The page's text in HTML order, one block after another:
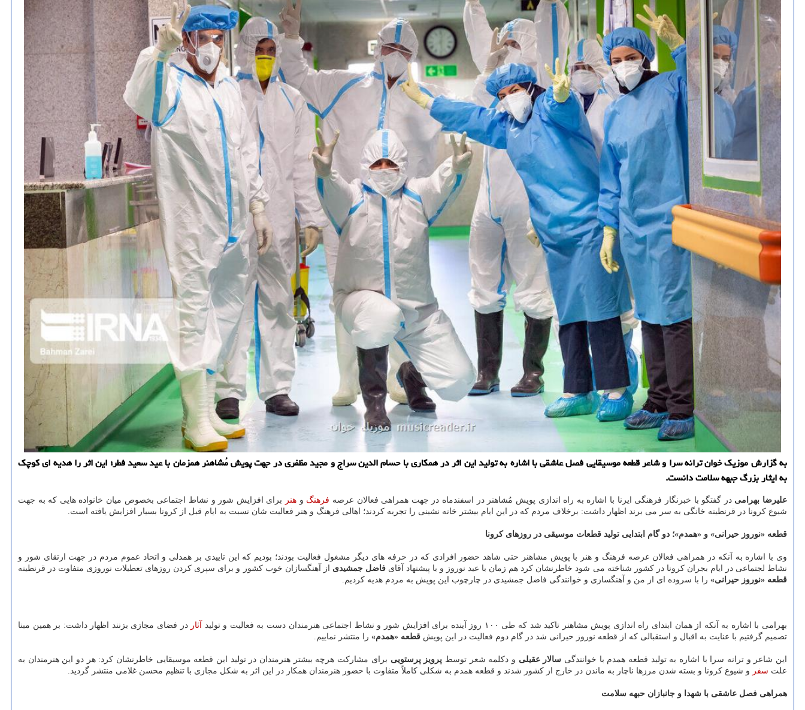
به گزارش موزیك خوان ترانه سرا و شاعر قطعه موسیقایی فصل عاشقی با اشاره به تولید این اثر در همكاری با حسام الدین سراج و مجید مظفری در جهت پویش مُشاهنر همزمان با عید سعید فطر؛ این اثر را هدیه ای كوچك
به ایثار بزرگ جبهه سلامت دانست.
علیرضا بهرامی در گفتگو با خبرنگار فرهنگی ایرنا با اشاره به راه اندازی پویش مُشاهنر در اسفندماه در جهت همراهی فعالان عرصه فرهنگ و هنر
برای افزایش شور و نشاط اجتماعی بخصوص میان خانواده هایی که به جهت
شیوع کرونا در قرنطینه خانگی به سر می برند اظهار داشت: برخلاف مردم که در این ایام بیشتر خانه نشینی را تجربه کردند؛ اهالی فرهنگ و هنر فعالیت شان نسبت به ایام قبل از کرونا بسیار افزایش یافته است.
قطعه «نوروز حیرانی» و «همدم»؛ دو گام ابتدایی تولید قطعات موسیقی در روزهای کرونا
وی با اشاره به آنکه در همراهی فعالان عرصه فرهنگ و هنر با پویش مشاهنر حتی شاهد حضور افرادی که در حرفه های دیگر مشغول فعالیت بودند؛ بودیم که این تاییدی بر همدلی و اتحاد عموم مردم در جهت ارتقای شور و
نشاط لجتماعی در ایام بجران کرونا در کشور شناخته می شود خاطرنشان کرد هم زمان با عید نوروز و با پیشنهاد آقای فاضل جمشیدی از آهنگسازان خوب کشور و برای سپری کردن روزهای تعطیلات نوروزی متفاوت در قرنطینه
قطعه «نوروز حیرانی» را با سروده ای از من و آهنگسازی و خوانندگی فاضل جمشیدی در چارچوب این پویش به مردم هدیه کردیم.
بهرامی با اشاره به آنکه از همان ابتدای راه اندازی پویش مشاهنر تاکید شد که طی ۱۰۰ روز آینده برای افزایش شور و نشاط اجتماعی هنرمندان دست به فعالیت و تولید آثار در فضای مجازی بزنند اظهار داشت: بر همین مبنا
تصمیم گرفتیم با عنایت به اقبال و استقبالی که از قطعه نوروز حیرانی شد در گام دوم فعالیت در این پویش قطعه «همدم» را منتشر نماییم.
این شاعر و ترانه سرا با اشاره به تولید قطعه همدم با خوانندگی سالار عقیلی و دکلمه شعر توسط پرویز پرستویی برای مشارکت هرچه بیشتر هنرمندان در تولید این قطعه موسیقایی خاطرنشان کرد: هر دو این هنرمندان به
علت سفر و شیوع کرونا و بسته شدن مرزها ناچار به ماندن در خارج از کشور شدند و قطعه همدم به شکلی کاملاً متفاوت با حضور هنرمندان همکار در این اثر به شکل مجازی با تنظیم محسن غلامی منتشر گردید.
همراهی فصل عاشقی با شهدا و جانبازان حبهه سلامت